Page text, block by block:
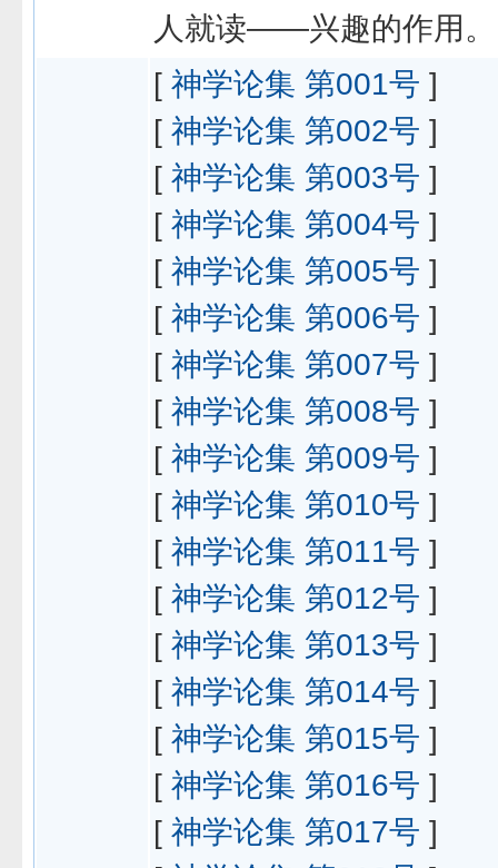
人就读——兴趣的作用。
[ 神学论集 第001号 ]
[ 神学论集 第002号 ]
[ 神学论集 第003号 ]
[ 神学论集 第004号 ]
[ 神学论集 第005号 ]
[ 神学论集 第006号 ]
[ 神学论集 第007号 ]
[ 神学论集 第008号 ]
[ 神学论集 第009号 ]
[ 神学论集 第010号 ]
[ 神学论集 第011号 ]
[ 神学论集 第012号 ]
[ 神学论集 第013号 ]
[ 神学论集 第014号 ]
[ 神学论集 第015号 ]
[ 神学论集 第016号 ]
[ 神学论集 第017号 ]